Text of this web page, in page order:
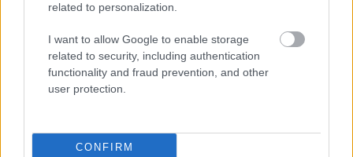
related to personalization.
I want to allow Google to enable storage
related to security, including authentication
functionality and fraud prevention, and other
user protection.
CONFIRM
Környezetvédelem Lavór